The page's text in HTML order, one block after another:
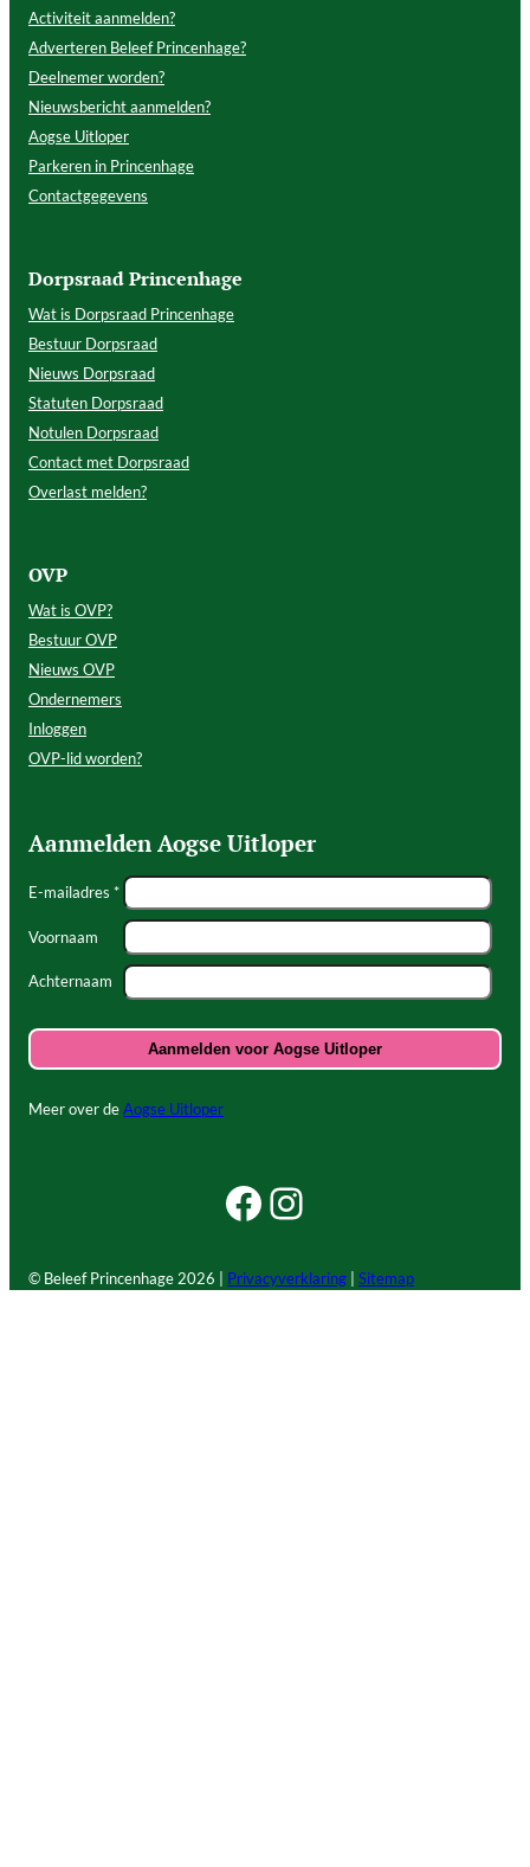
Activiteit aanmelden?
Adverteren Beleef Princenhage?
Deelnemer worden?
Nieuwsbericht aanmelden?
Aogse Uitloper
Parkeren in Princenhage
Contactgegevens
Dorpsraad Princenhage
Wat is Dorpsraad Princenhage
Bestuur Dorpsraad
Nieuws Dorpsraad
Statuten Dorpsraad
Notulen Dorpsraad
Contact met Dorpsraad
Overlast melden?
OVP
Wat is OVP?
Bestuur OVP
Nieuws OVP
Ondernemers
Inloggen
OVP-lid worden?
Aanmelden Aogse Uitloper
E-mailadres *
Voornaam
Achternaam
Meer over deAogse Uitloper
Facebook Beleef Princenhage
Instagram Beleef Princenhage
© Beleef Princenhage2026 | Privacyverklaring Sitemap